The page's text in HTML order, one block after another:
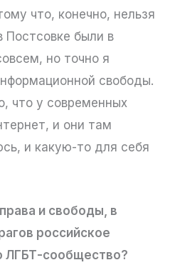
что, конечно, нельзя
Постсовке были в
но точно я
свободы.
что у современных
и они там
и какую-то для себя
и свободы, в
российское
ЛГБТ-сообщество?